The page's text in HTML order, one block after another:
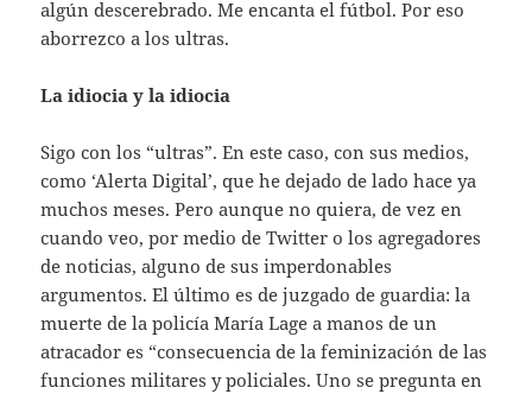
algún descerebrado. Me encanta el fútbol. Por eso
aborrezco a los ultras.
La idiocia y la idiocia
Sigo con los “ultras”. En este caso, con sus medios,
como ‘Alerta Digital’, que he dejado de lado hace ya
muchos meses. Pero aunque no quiera, de vez en
cuando veo, por medio de Twitter o los agregadores
de noticias, alguno de sus imperdonables
argumentos. El último es de juzgado de guardia: la
muerte de la policía María Lage a manos de un
atracador es “consecuencia de la feminización de las
funciones militares y policiales. Uno se pregunta en